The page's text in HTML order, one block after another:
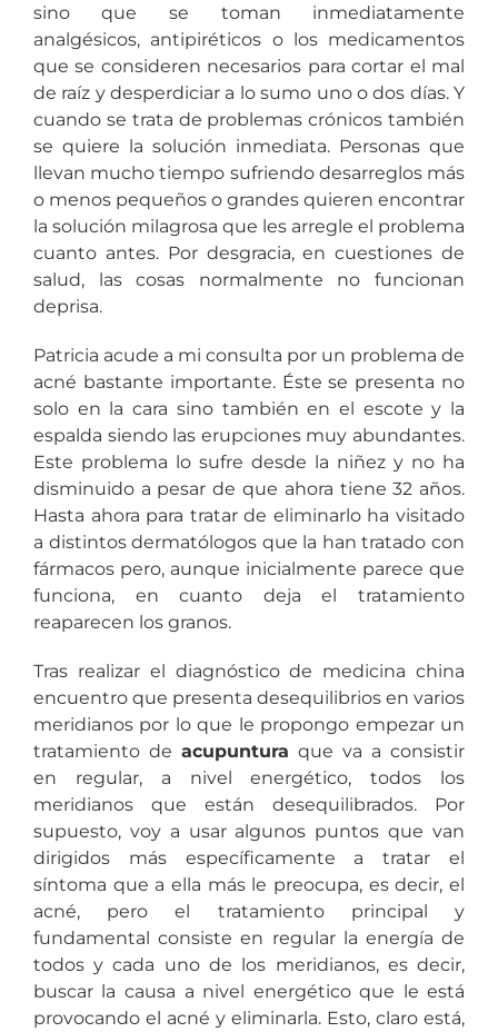
sino que se toman inmediatamente
analgésicos, antipiréticos o los medicamentos
que se consideren necesarios para cortar el mal
de raíz y desperdiciar a lo sumo uno o dos días. Y
cuando se trata de problemas crónicos también
se quiere la solución inmediata. Personas que
llevan mucho tiempo sufriendo desarreglos más
o menos pequeños o grandes quieren encontrar
la solución milagrosa que les arregle el problema
cuanto antes. Por desgracia, en cuestiones de
salud, las cosas normalmente no funcionan
deprisa.
Patricia acude a mi consulta por un problema de
acné bastante importante. Éste se presenta no
solo en la cara sino también en el escote y la
espalda siendo las erupciones muy abundantes.
Este problema lo sufre desde la niñez y no ha
disminuido a pesar de que ahora tiene 32 años.
Hasta ahora para tratar de eliminarlo ha visitado
a distintos dermatólogos que la han tratado con
fármacos pero, aunque inicialmente parece que
funciona, en cuanto deja el tratamiento
reaparecen los granos.
Tras realizar el diagnóstico de medicina china
encuentro que presenta desequilibrios en varios
meridianos por lo que le propongo empezar un
tratamiento de acupuntura que va a consistir
en regular, a nivel energético, todos los
meridianos que están desequilibrados. Por
supuesto, voy a usar algunos puntos que van
dirigidos más específicamente a tratar el
síntoma que a ella más le preocupa, es decir, el
acné, pero el tratamiento principal y
fundamental consiste en regular la energía de
todos y cada uno de los meridianos, es decir,
buscar la causa a nivel energético que le está
provocando el acné y eliminarla. Esto, claro está,